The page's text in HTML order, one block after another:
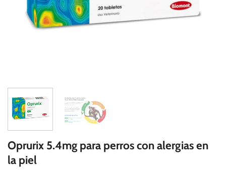
Oprurix 5.4mg para perros con alergias en
la piel